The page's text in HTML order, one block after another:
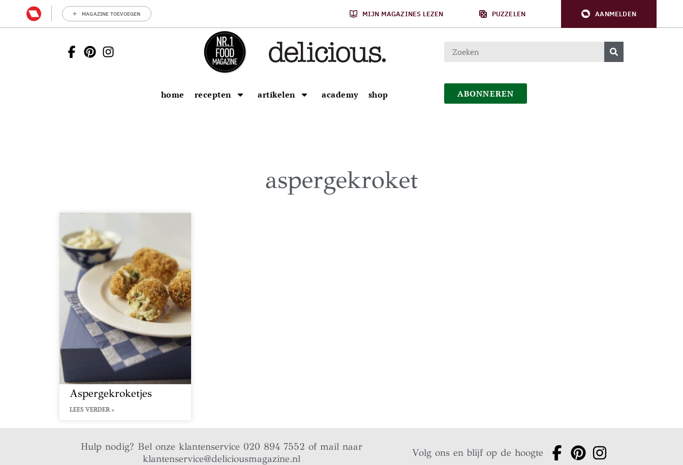
MAGAZINE TOEVOEGEN MIJN MAGAZINES LEZEN PUZZELEN AANMELDEN
home recepten artikelen academy shop ABONNEREN
aspergekroket
Aspergekroketjes
LEES VERDER »
Hulp nodig? Bel onze klantenservice 020 894 7552 of mail naar
klantenservice@deliciousmagazine.nl
Volg ons en blijf op de hoogte